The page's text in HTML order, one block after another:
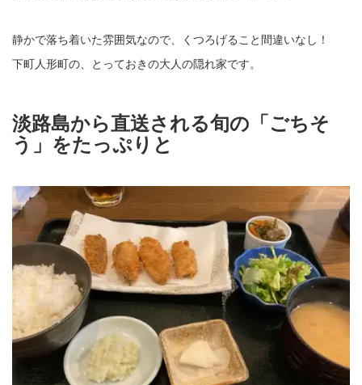
静かで落ち着いた雰囲気なので、くつろげること間違いなし！
下町人形町の、とっておきの大人の隠れ家です。
淡路島から直送される旬の「ごちそ
う」をたっぷりと